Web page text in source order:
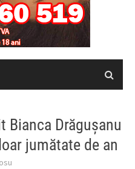
Bianca Drăgușanu
jumătate de an